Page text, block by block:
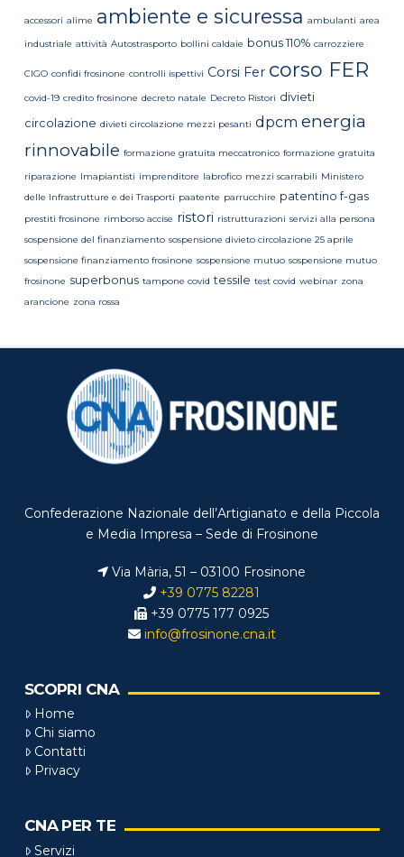
accessori alime ambiente e sicuressa ambulanti area
industriale attività Autostrasporto bollini caldaie bonus 110% carrozziere
CIGO confidi frosinone controlli ispettivi Corsi Fer corso FER
covid-19 credito frosinone decreto natale Decreto Ristori divieti
circolazione divieti circolazione mezzi pesanti dpcm energia
rinnovabile formazione gratuita meccatronico formazione gratuita
riparazione Imapiantisti imprenditore labrofico mezzi scarrabili Ministero
delle Infrastrutture e dei Trasporti paatente parrucchire patentino f-gas
prestiti frosinone rimborso accise ristori ristrutturazioni servizi alla persona
sospensione del finanziamento sospensione divieto circolazione 25 aprile
sospensione finanziamento frosinone sospensione mutuo sospensione mutuo
frosinone superbonus tampone covid tessile test covid webinar zona
arancione zona rossa
Confederazione Nazionale dell’Artigianato e della Piccola
e Media Impresa – Sede di Frosinone
Via Mària, 51 – 03100 Frosinone
+39 0775 82281
+39 0775 177 0925
info@frosinone.cna.it
SCOPRI CNA
Home
Chi siamo
Contatti
Privacy
CNA PER TE
Servizi